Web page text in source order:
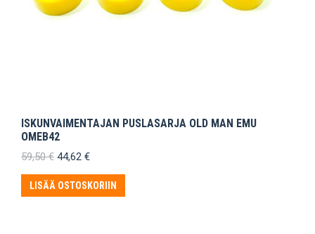
ISKUNVAIMENTAJAN PUSLASARJA OLD MAN EMU
OMEB42
59,50€ Alkuperäinen
oli:
59,50 €.
44,62 €Nykyinen
on:
44,62 €.
LISÄÄ OSTOSKORIIN